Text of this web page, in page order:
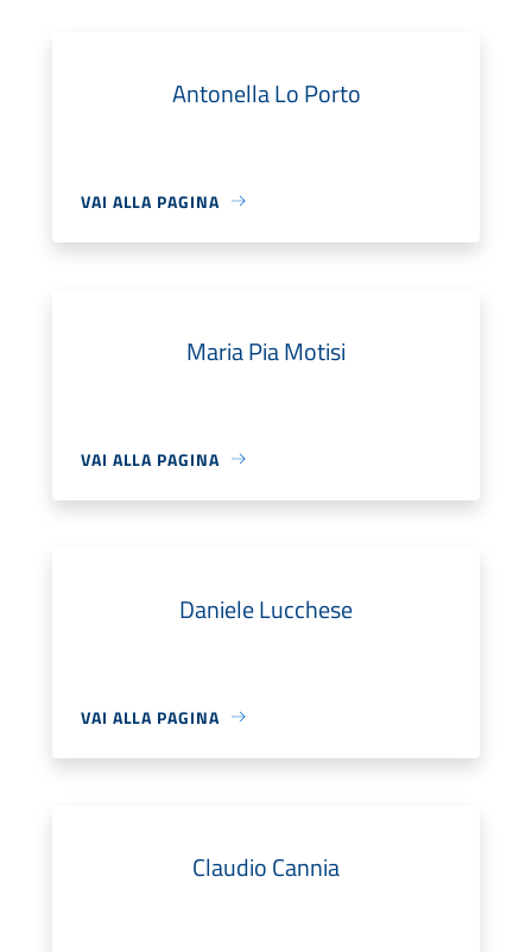
Antonella Lo Porto
VAI ALLA PAGINA
Maria Pia Motisi
VAI ALLA PAGINA
Daniele Lucchese
VAI ALLA PAGINA
Claudio Cannia